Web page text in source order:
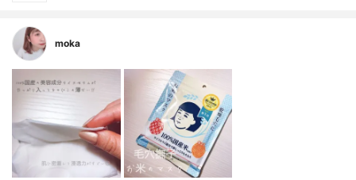
moka